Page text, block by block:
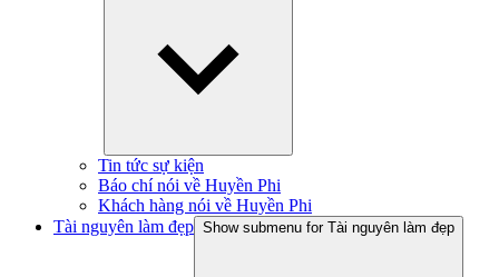
Tin tức sự kiện
Báo chí nói về Huyền Phi
Khách hàng nói về Huyền Phi
Tài nguyên làm đẹp Show submenu for Tài nguyên làm đẹp